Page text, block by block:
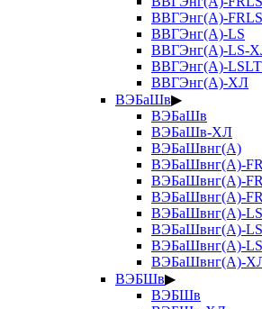
ВВГЭнг(А)-
ВВГЭнг(А)-LS
ВВГЭнг(А)-LS-
ВВГЭнг(А)-
ВВГЭнг(А)-ХЛ
ВЭБаШв▶
ВЭБаШв
ВЭБаШв-ХЛ
ВЭБаШвнг(А)
ВЭБаШвнг(А)-
ВЭБаШвнг(А)-
ВЭБаШвнг(А)-
ВЭБаШвнг(А)-LS
ВЭБаШвнг(А)-
ВЭБаШвнг(А)-
ВЭБаШвнг(А)-
ВЭБШв▶
ВЭБШв